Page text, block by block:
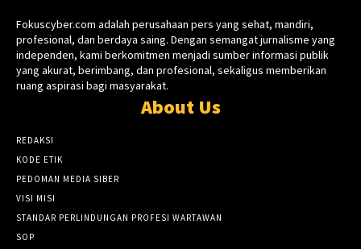
Fokuscyber.com adalah perusahaan pers yang sehat, mandiri,
profesional, dan berdaya saing. Dengan semangat jurnalisme yang
independen, kami berkomitmen menjadi sumber informasi publik
yang akurat, berimbang, dan profesional, sekaligus memberikan
ruang aspirasi bagi masyarakat.
About Us
REDAKSI
KODE ETIK
PEDOMAN MEDIA SIBER
VISI MISI
STANDAR PERLINDUNGAN PROFESI WARTAWAN
SOP